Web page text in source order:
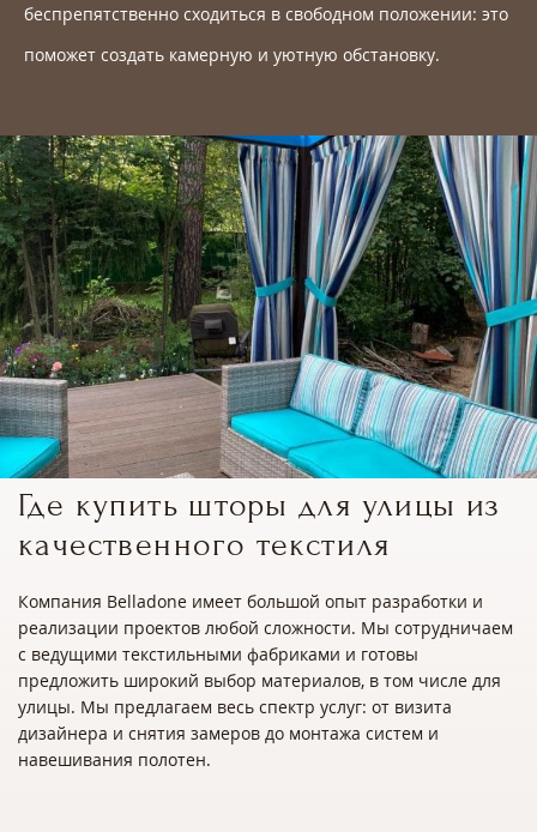
беспрепятственно сходиться в свободном положении: это
поможет создать камерную и уютную обстановку.
Где купить шторы для улицы из
качественного текстиля
Компания Belladone имеет большой опыт разработки и
реализации проектов любой сложности. Мы сотрудничаем
с ведущими текстильными фабриками и готовы
предложить широкий выбор материалов, в том числе для
улицы. Мы предлагаем весь спектр услуг: от визита
дизайнера и снятия замеров до монтажа систем и
навешивания полотен.